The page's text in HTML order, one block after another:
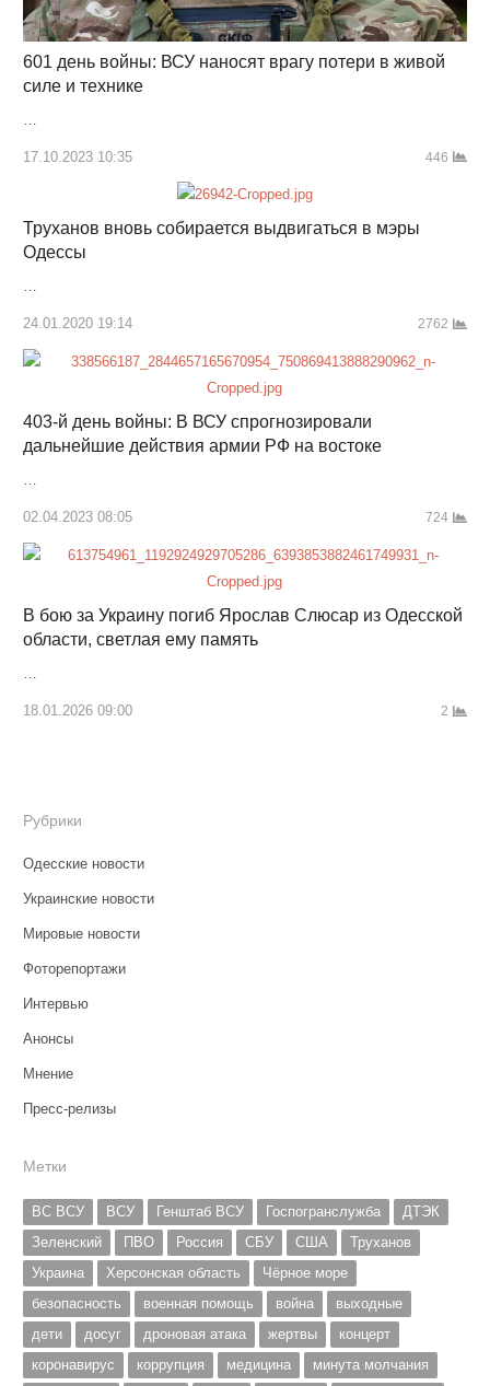
601 день войны: ВСУ наносят врагу потери в живой
силе и технике
17.10.2023 10:35 446
Труханов вновь собирается выдвигаться в мэры
Одессы
…
24.01.2020 19:14 2762
403-й день войны: В ВСУ спрогнозировали
дальнейшие действия армии РФ на востоке
…
02.04.2023 08:05 724
В бою за Украину погиб Ярослав Слюсар из Одесской
области, светлая ему память
…
18.01.2026 09:00 2
Рубрики
Одесские новости
Украинские новости
Мировые новости
Фоторепортажи
Интервью
Анонсы
Мнение
Пресс-релизы
Метки
ВС ВСУ ВСУ Генштаб ВСУ Госпогранслужба
ДТЭК
Зеленский
ПВО Россия СБУ США
Труханов
Украина
Херсонская область
Чёрное море
безопасность
военная помощь война
выходные
дети
досуг дроновая атака жертвы
концерт
коронавирус
коррупция медицина
минута молчания